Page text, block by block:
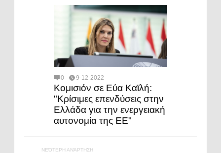
0 9-12-2022
Κομισιόν σε Εύα Καϊλή:
"Κρίσιμες επενδύσεις στην
Ελλάδα για την ενεργειακή
αυτονομία της ΕΕ"
ΝΕΌΤΕΡΗ ΑΝΆΡΤΗΣΗ